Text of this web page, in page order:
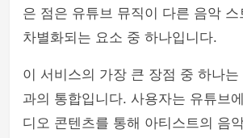
은 점은 유튜브 뮤직이 다른 음악
차별화되는 요소 중 하나입니다.
이 서비스의 가장 큰 장점 중 하나
과의 통합입니다. 사용자는 유튜브
디오 콘텐츠를 통해 아티스트의 음